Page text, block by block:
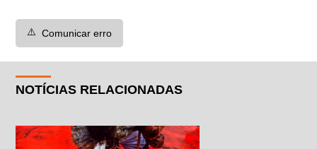
⚠️ Comunicar erro
NOTÍCIAS RELACIONADAS